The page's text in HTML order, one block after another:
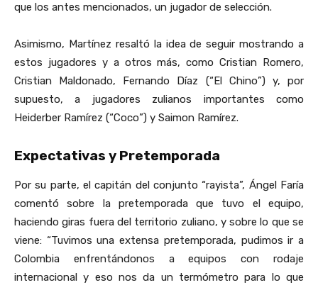
que los antes mencionados, un jugador de selección.
Asimismo, Martínez resaltó la idea de seguir mostrando a
estos jugadores y a otros más, como Cristian Romero,
Cristian Maldonado, Fernando Díaz (“El Chino”) y, por
supuesto, a jugadores zulianos importantes como
Heiderber Ramírez (“Coco”) y Saimon Ramírez.
Expectativas y Pretemporada
Por su parte, el capitán del conjunto “rayista”, Ángel Faría
comentó sobre la pretemporada que tuvo el equipo,
haciendo giras fuera del territorio zuliano, y sobre lo que se
viene: “Tuvimos una extensa pretemporada, pudimos ir a
Colombia enfrentándonos a equipos con rodaje
internacional y eso nos da un termómetro para lo que